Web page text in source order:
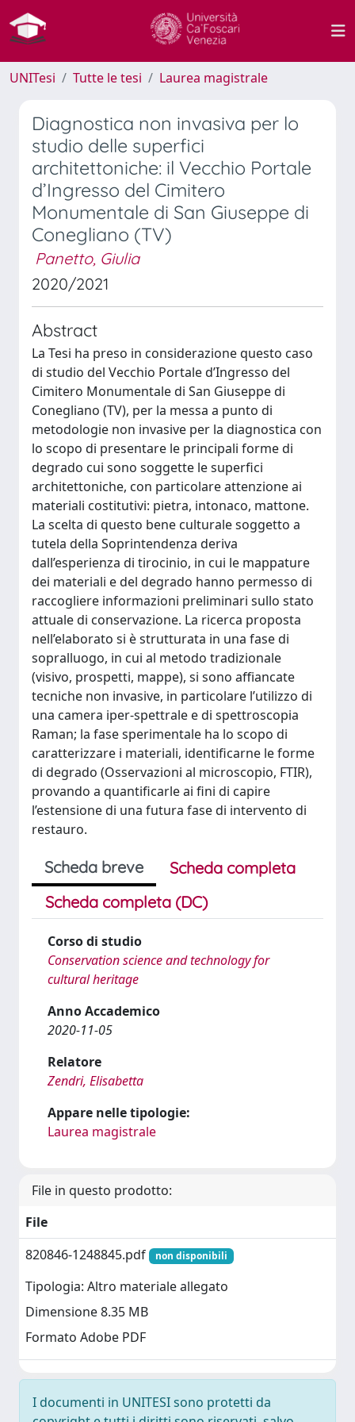
UNITesi Tutte le tesi Laurea magistrale
Diagnostica non invasiva per lo
studio delle superfici
architettoniche: il Vecchio Portale
d’Ingresso del Cimitero
Monumentale di San Giuseppe di
Conegliano (TV)
Panetto, Giulia
2020/2021
Abstract
La Tesi ha preso in considerazione questo caso
di studio del Vecchio Portale d’Ingresso del
Cimitero Monumentale di San Giuseppe di
Conegliano (TV), per la messa a punto di
metodologie non invasive per la diagnostica con
lo scopo di presentare le principali forme di
degrado cui sono soggette le superfici
architettoniche, con particolare attenzione ai
materiali costitutivi: pietra, intonaco, mattone.
La scelta di questo bene culturale soggetto a
tutela della Soprintendenza deriva
dall’esperienza di tirocinio, in cui le mappature
dei materiali e del degrado hanno permesso di
raccogliere informazioni preliminari sullo stato
attuale di conservazione. La ricerca proposta
nell’elaborato si è strutturata in una fase di
sopralluogo, in cui al metodo tradizionale
(visivo, prospetti, mappe), si sono affiancate
tecniche non invasive, in particolare l’utilizzo di
una camera iper-spettrale e di spettroscopia
Raman; la fase sperimentale ha lo scopo di
caratterizzare i materiali, identificarne le forme
di degrado (Osservazioni al microscopio, FTIR),
provando a quantificarle ai fini di capire
l’estensione di una futura fase di intervento di
restauro.
Scheda breve
Scheda completa
Scheda completa (DC)
Corso di studio
Conservation science and technology for
cultural heritage
Anno Accademico
2020-11-05
Relatore
Zendri, Elisabetta
Appare nelle tipologie:
Laurea magistrale
File in questo prodotto:
File
820846-1248845.pdf
non disponibili
Tipologia: Altro materiale allegato
Dimensione 8.35 MB
Formato Adobe PDF
I documenti in UNITESI sono protetti da